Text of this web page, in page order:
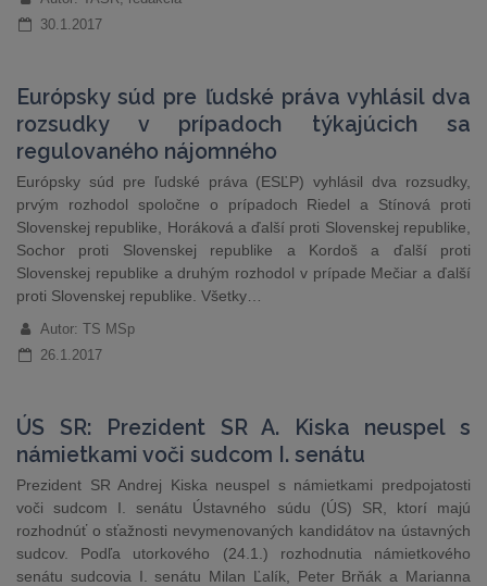
30.1.2017
Európsky súd pre ľudské práva vyhlásil dva
rozsudky v prípadoch týkajúcich sa
regulovaného nájomného
​Európsky súd pre ľudské práva (ESĽP) vyhlásil dva rozsudky,
prvým rozhodol spoločne o prípadoch Riedel a Stínová proti
Slovenskej republike, Horáková a ďalší proti Slovenskej republike,
Sochor proti Slovenskej republike a Kordoš a ďalší proti
Slovenskej republike a druhým rozhodol v prípade Mečiar a ďalší
proti Slovenskej republike. Všetky…
Autor: TS MSp
26.1.2017
ÚS SR: Prezident SR A. Kiska neuspel s
námietkami voči sudcom I. senátu
Prezident SR Andrej Kiska neuspel s námietkami predpojatosti
voči sudcom I. senátu Ústavného súdu (ÚS) SR, ktorí majú
rozhodnúť o sťažnosti nevymenovaných kandidátov na ústavných
sudcov. Podľa utorkového (24.1.) rozhodnutia námietkového
senátu sudcovia I. senátu Milan Ľalík, Peter Brňák a Marianna